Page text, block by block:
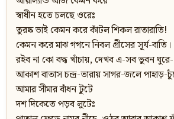
স্বাধীন হতে চলছে ওরেঃ
তুরষ্ক ভাই কেমন করে কাঁটল শিকল রাতারাতি!
কেমন করে মাঝ গগনে নিবল গ্রীসের সূর্য-বাতি।।
রইব না কো বদ্ধ খাঁচায়, দেখব এ-সব ভুবন ঘুরে-
আকাশ বাতাস চন্দ্র-তারায় সাগর-জলে পাহাড়-
আমার সীমার বাঁধন টুটে
দশ দিকেতে পড়ব লুটেঃ